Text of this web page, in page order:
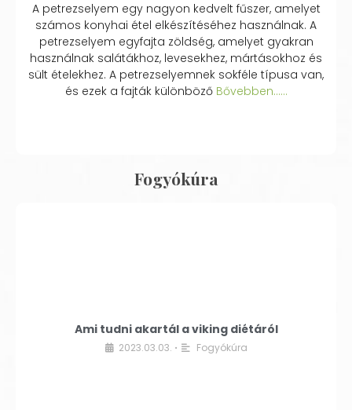
A petrezselyem egy nagyon kedvelt fűszer, amelyet
számos konyhai étel elkészítéséhez használnak. A
petrezselyem egyfajta zöldség, amelyet gyakran
használnak salátákhoz, levesekhez, mártásokhoz és
sült ételekhez. A petrezselyemnek sokféle típusa van,
és ezek a fajták különbözőBővebben...…
Fogyókúra
Ami tudni akartál a viking diétáról
2023.03.03. • Fogyókúra